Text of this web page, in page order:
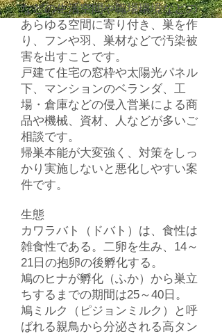
などの生活空間や職場環境などの
あらゆる空間に寄り付き、巣を作
り、フンや羽、巣材などで汚染被
害を出すことです。
戸建て住宅の窓枠や太陽光パネル
下、マンションのベランダ、工
場・倉庫などの侵入営巣による商
品や機械、資材、人などが多いご
相談です。
帰巣本能が大変強く、対策をしっ
かり実施しないと悪化しやすい案
件です。
​生態
カワラバト（ドバト）は、食性は
雑食性である。二卵を生み、14～
21日の抱卵の後孵化する。
鳩のヒナが孵化（ふか）から巣立
ちするまでの期間は25～40日。
鳩ミルク（ピジョンミルク）と呼
ばれる親鳥から分泌される高タン